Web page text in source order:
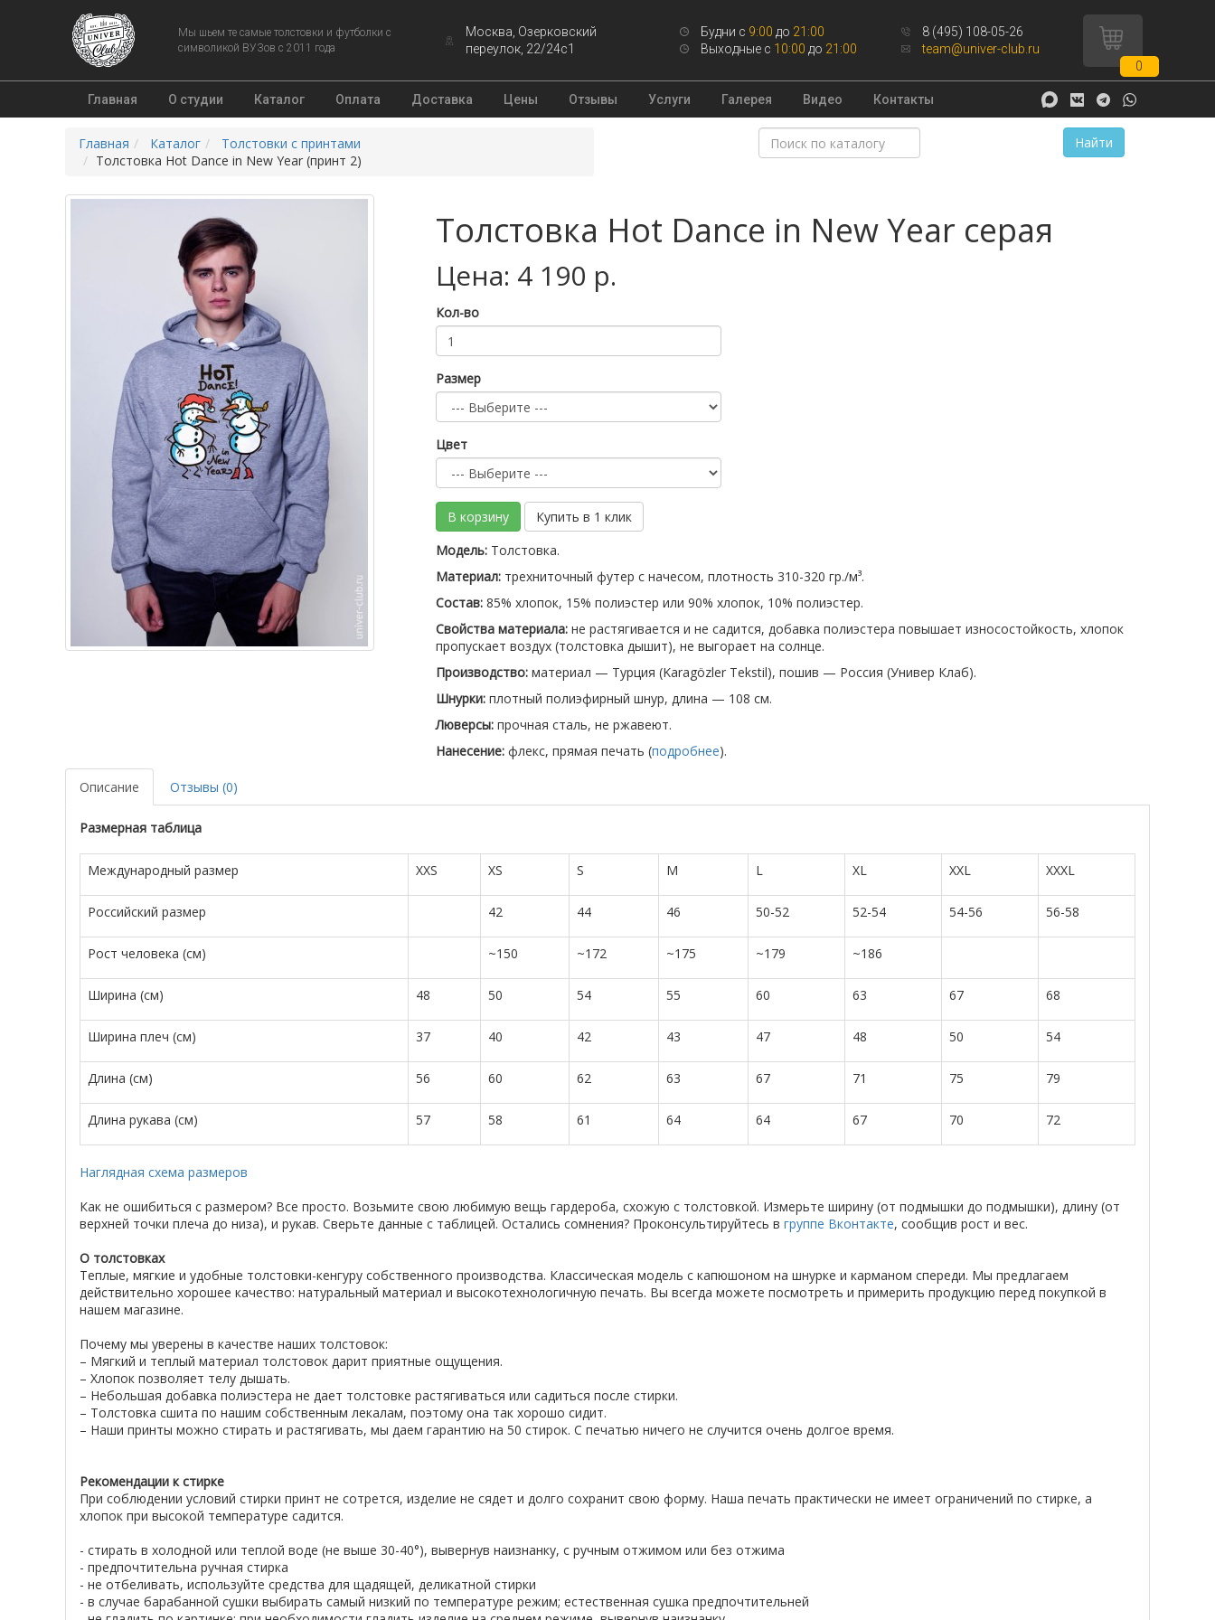
Мы шьем те самые толстовки и футболки с
символикой ВУЗов с 2011 года
Москва, Озерковский
переулок, 22/24с1
Будни с 9:00 до 21:00
Выходные с 10:00 до 21:00
8 (495) 108-05-26
team@univer-club.ru
0
Главная О студии Каталог Оплата Доставка Цены Отзывы Услуги Галерея Видео Контакты
Главная Каталог
Толстовки с принтами
Толстовка Hot Dance in New Year (принт 2)
Найти
Толстовка Hot Dance in New Year серая
Цена: 4 190 р.
Кол-во
Размер
Цвет
В корзину
Купить в 1 клик
Модель:Толстовка.
Материал: трехниточный футер с начесом, плотность 310-320 гр./м³.
Состав:85% хлопок, 15% полиэстер или 90% хлопок, 10% полиэстер.
Свойства материала:не растягивается и не садится, добавка полиэстера повышает износостойкость, хлопок
пропускает воздух (толстовка дышит), не выгорает на солнце.
Производство: материал — Турция (Karagözler Tekstil), пошив — Россия (Универ Клаб).
Шнурки:плотный полиэфирный шнур, длина — 108 см.
Люверсы: прочная сталь, не ржавеют.
Нанесение: флекс, прямая печать (подробнее).
Описание Отзывы (0)
Размерная таблица
Международный размер XXS XS S M L XL XXL XXXL
Российский размер 42 44 46 50-52 52-54 54-56 56-58
Рост человека (см) ~150 ~172 ~175 ~179 ~186
Ширина (см) 48 50 54 55 60 63 67 68
Ширина плеч (см) 37 40 42 43 47 48 50 54
Длина (см) 56 60 62 63 67 71 75 79
Длина рукава (см) 57 58 61 64 64 67 70 72
Наглядная схема размеров
Как не ошибиться с размером? Все просто. Возьмите свою любимую вещь гардероба, схожую с толстовкой. Измерьте ширину (от подмышки до подмышки), длину (от
верхней точки плеча до низа), и рукав. Сверьте данные с таблицей. Остались сомнения? Проконсультируйтесь в группе Вконтакте, сообщив рост и вес.
О толстовках
Теплые, мягкие и удобные толстовки-кенгуру собственного производства. Классическая модель с капюшоном на шнурке и карманом спереди. Мы предлагаем
действительно хорошее качество: натуральный материал и высокотехнологичную печать. Вы всегда можете посмотреть и примерить продукцию перед покупкой в
нашем магазине.
Почему мы уверены в качестве наших толстовок:
– Мягкий и теплый материал толстовок дарит приятные ощущения.
– Хлопок позволяет телу дышать.
– Небольшая добавка полиэстера не дает толстовке растягиваться или садиться после стирки.
– Толстовка сшита по нашим собственным лекалам, поэтому она так хорошо сидит.
– Наши принты можно стирать и растягивать, мы даем гарантию на 50 стирок. С печатью ничего не случится очень долгое время.
Рекомендации к стирке
При соблюдении условий стирки принт не сотрется, изделие не сядет и долго сохранит свою форму. Наша печать практически не имеет ограничений по стирке, а
хлопок при высокой температуре садится.
- стирать в холодной или теплой воде (не выше 30-40°), вывернув наизнанку, с ручным отжимом или без отжима
- предпочтительна ручная стирка
- не отбеливать, используйте средства для щадящей, деликатной стирки
- в случае барабанной сушки выбирать самый низкий по температуре режим; естественная сушка предпочтительней